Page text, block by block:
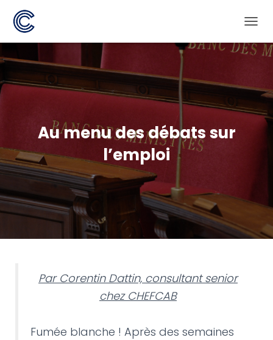
É
P
E
L
T
N
Au menu des débats sur
l’emploi
Par Corentin Dattin, consultant senior
chez CHEFCAB
Fumée blanche ! Après des semaines